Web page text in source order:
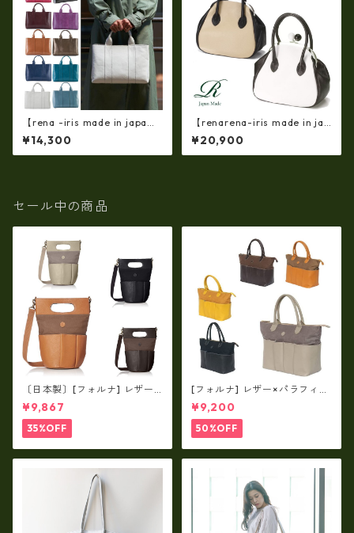
【rena -iris made in japa
n】【日本製】軽量☆牛革製
品・ヌメ革製(艶光沢調）・手
提げトートバッグ(A4サイズ）
¥14,300
【renarena-iris made in jap
an】【日本製】(ソフトシュリ
ンクレザー製)牛革製品・コン
ビガマ口バッグ ir-665-all
¥20,900
セール中の商品
〔日本製〕[フォルナ] レザー×
パラフィン筒型2way シュリン
クレザー×79Aパラフィン fo
-259630
¥9,867
35%OFF
[フォルナ] レザー×パラフィン
筒型2way シュリンクレザー×
79Aパラフィン トートL fo-2
59632
¥9,200
50%OFF